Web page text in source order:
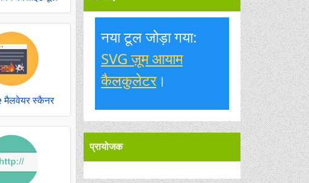
मैलवेयर स्कैनर
नया टूल जोड़ा गया:
SVG ज़ूम आयाम
कैलकुलेटर।
प्रायोजक